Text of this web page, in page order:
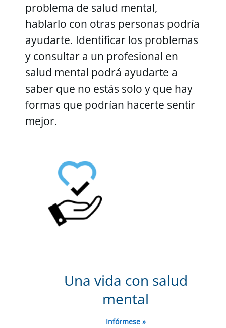
problema de salud mental,
hablarlo con otras personas podría
ayudarte. Identificar los problemas
y consultar a un profesional en
salud mental podrá ayudarte a
saber que no estás solo y que hay
formas que podrían hacerte sentir
mejor.
Una vida con salud
mental
Infórmese »